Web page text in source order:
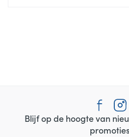
Blijf op de hoogte van